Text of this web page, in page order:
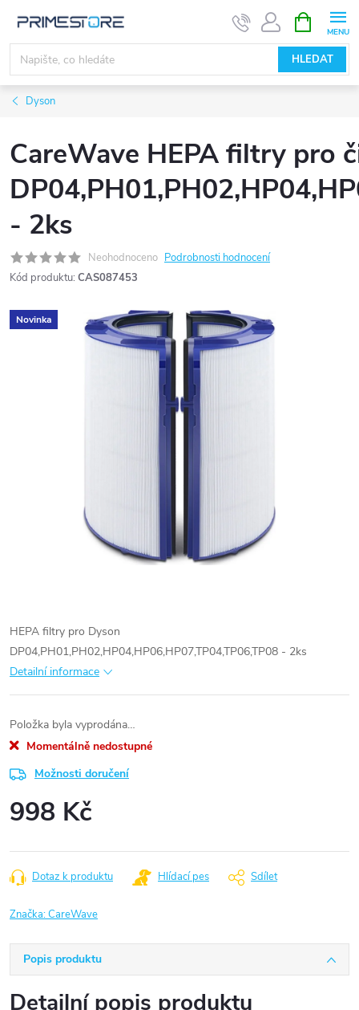
obsah
HLEDAT
NÁKUPNÍ
KOŠÍK
Dyson
CareWave HEPA filtry pro
- 2ks
Neohodnoceno Podrobnosti hodnocení
Kód produktu: CAS087453
Novinka
HEPA filtry pro Dyson
DP04,PH01,PH02,HP04,HP06,HP07,TP04,TP06,TP08 - 2ks
Detailní informace
Položka byla vyprodána…
Momentálně nedostupné
Možnosti doručení
998 Kč
cena:
Dotaz k produktu Hlídací pes Sdílet
Značka:CareWave
Popis produktu
Detailní popis produktu